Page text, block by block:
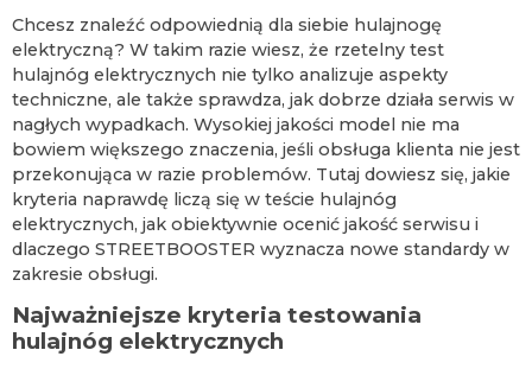
Chcesz znaleźć odpowiednią dla siebie hulajnogę
elektryczną? W takim razie wiesz, że rzetelny test
hulajnóg elektrycznych nie tylko analizuje aspekty
techniczne, ale także sprawdza, jak dobrze działa serwis w
nagłych wypadkach. Wysokiej jakości model nie ma
bowiem większego znaczenia, jeśli obsługa klienta nie jest
przekonująca w razie problemów. Tutaj dowiesz się, jakie
kryteria naprawdę liczą się w teście hulajnóg
elektrycznych, jak obiektywnie ocenić jakość serwisu i
dlaczego STREETBOOSTER wyznacza nowe standardy w
zakresie obsługi.
Najważniejsze kryteria testowania
hulajnóg elektrycznych